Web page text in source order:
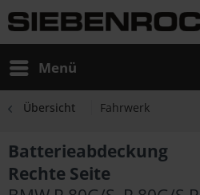
Menü
Übersicht Fahrwerk
Batterieabdeckung
Rechte Seite